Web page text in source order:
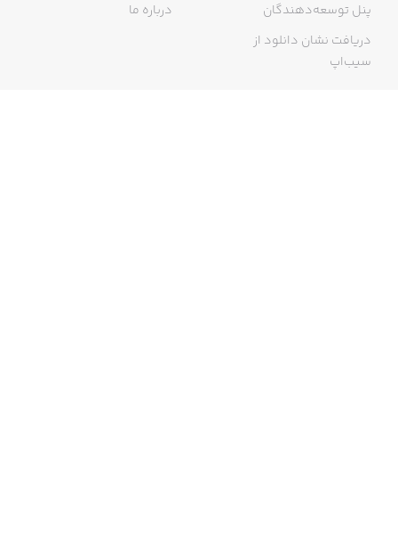
پنل توسعه‌دهندگان
دریافت نشان دانلود از
سیب‌اپ
درباره ما